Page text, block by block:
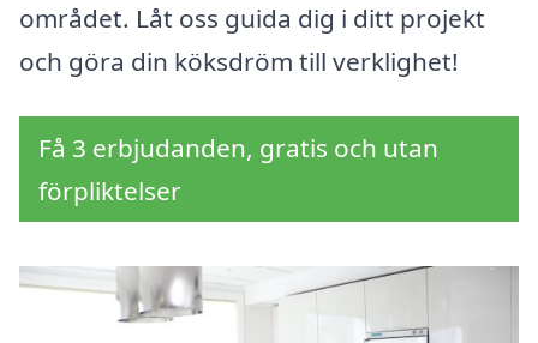
området. Låt oss guida dig i ditt projekt
och göra din köksdröm till verklighet!
Få 3 erbjudanden, gratis och utan
förpliktelser